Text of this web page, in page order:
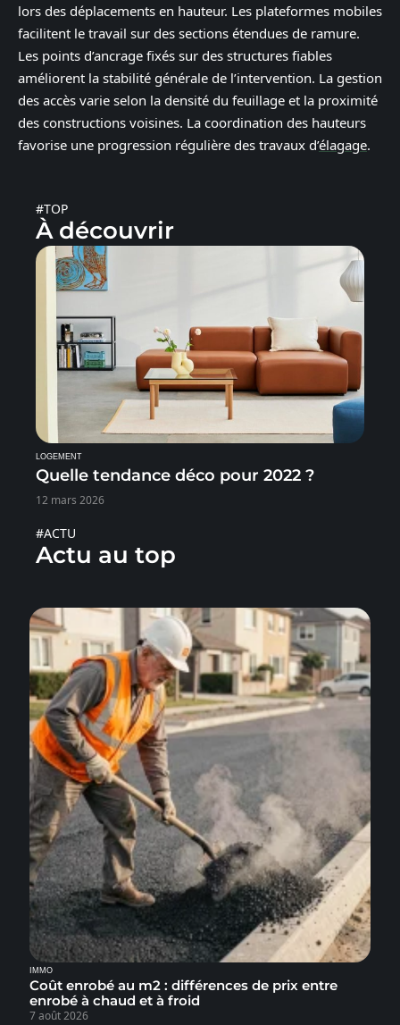
lors des déplacements en hauteur. Les plateformes mobiles
facilitent le travail sur des sections étendues de ramure.
Les points d’ancrage fixés sur des structures fiables
améliorent la stabilité générale de l’intervention. La gestion
des accès varie selon la densité du feuillage et la proximité
des constructions voisines. La coordination des hauteurs
favorise une progression régulière des travaux d’élagage.
#TOP
À découvrir
LOGEMENT
Quelle tendance déco pour 2022 ?
12 mars 2026
#ACTU
Actu au top
IMMO
Coût enrobé au m2 : différences de prix entre
enrobé à chaud et à froid
7 août 2026